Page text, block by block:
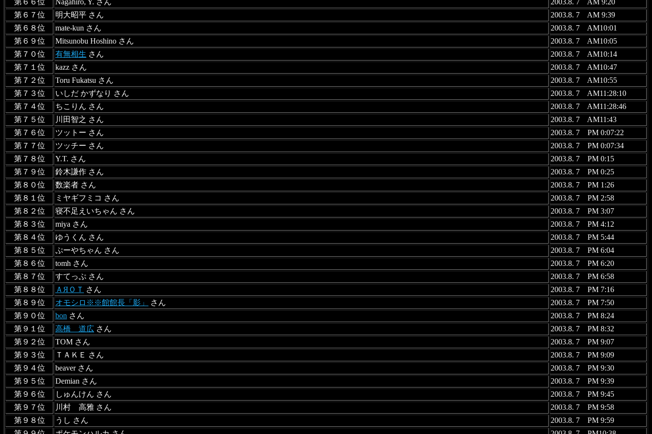
第６６位 Nagahiro, Y. さん
2003.8. 7 AM 9:20
第６７位
明大昭平 さん
2003.8. 7 AM 9:39
第６８位
mate-kun さん
2003.8. 7 AM10:01
第６９位
Mitsunobu Hoshino さん
2003.8. 7 AM10:05
第７０位
有無相生 さん
2003.8. 7 AM10:14
第７１位
kazz さん
2003.8. 7 AM10:47
第７２位
Toru Fukatsu さん
2003.8. 7 AM10:55
第７３位
いしだ かずなり さん
2003.8. 7 AM11:28:10
第７４位
ちこりん さん
2003.8. 7 AM11:28:46
第７５位
川田智之 さん
2003.8. 7 AM11:43
第７６位
ツットー さん
2003.8. 7 PM 0:07:22
第７７位
ツッチー さん
2003.8. 7 PM 0:07:34
第７８位
Y.T. さん
2003.8. 7 PM 0:15
第７９位
鈴木謙作 さん
2003.8. 7 PM 0:25
第８０位
数楽者 さん
2003.8. 7 PM 1:26
第８１位
ミヤギフミコ さん
2003.8. 7 PM 2:58
第８２位
寝不足えいちゃん さん
2003.8. 7 PM 3:07
第８３位
miya さん
2003.8. 7 PM 4:12
第８４位
ゆうくん さん
2003.8. 7 PM 5:44
第８５位
ぷーやちゃん さん
2003.8. 7 PM 6:04
第８６位
tomh さん
2003.8. 7 PM 6:20
第８７位
すてっぷ さん
2003.8. 7 PM 6:58
第８８位
ＡЯＯＴ さん
2003.8. 7 PM 7:16
第８９位
オモシロ※※館館長「影」 さん
2003.8. 7 PM 7:50
第９０位
bon さん
2003.8. 7 PM 8:24
第９１位
高橋 道広 さん
2003.8. 7 PM 8:32
第９２位
TOM さん
2003.8. 7 PM 9:07
第９３位
ＴＡＫＥ さん
2003.8. 7 PM 9:09
第９４位
beaver さん
2003.8. 7 PM 9:30
第９５位
Demian さん
2003.8. 7 PM 9:39
第９６位
しゅんけん さん
2003.8. 7 PM 9:45
第９７位
川村 高雅 さん
2003.8. 7 PM 9:58
第９８位
うし さん
2003.8. 7 PM 9:59